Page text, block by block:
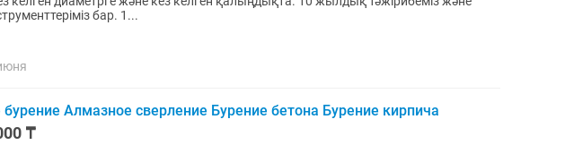
бар. 1...
Алмазное сверление Бурение бетона Бурение кирпича
₸